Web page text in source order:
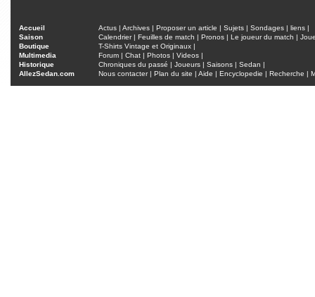
Accueil Actus | Archives | Proposer un article | Sujets | Sondages | liens |
Saison
Calendrier| Feuilles de match | Pronos | Le joueur du match |
Boutique
T-Shirts Vintage et Originaux |
Multimedia
Forum | Chat | Photos | Videos |
Historique
Chroniques du passé | Joueurs | Saisons | Sedan |
AllezSedan.com
Nous contacter| Plan du site | Aide | Encyclopedie | Recherche |